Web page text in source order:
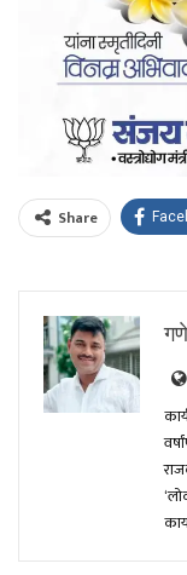
Share